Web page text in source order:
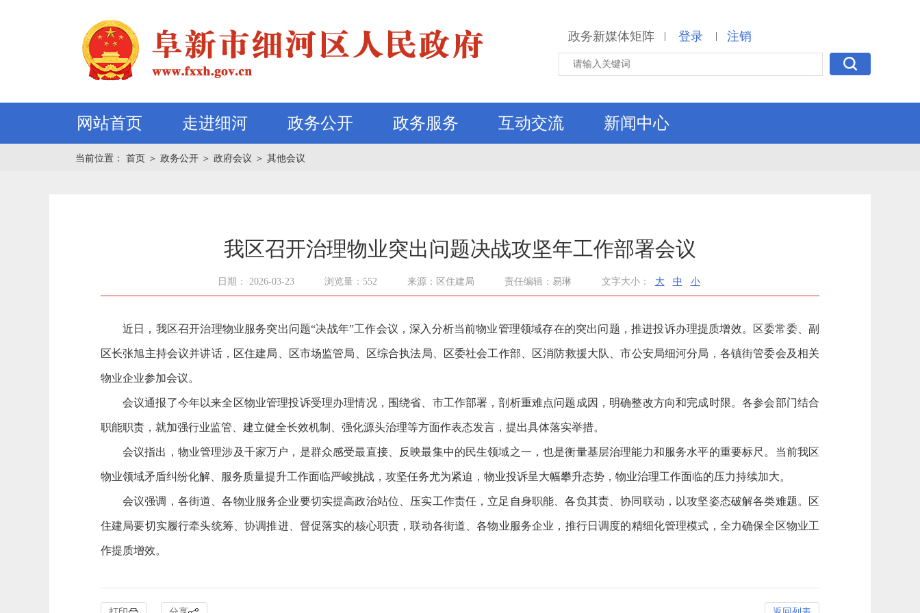
政务新媒体矩阵 | 登录 | 注销
网站首页 走进细河 政务公开 政务服务 互动交流 新闻中心
当前位置： 首页 ＞ 政务公开 ＞ 政府会议 ＞ 其他会议
我区召开治理物业突出问题决战攻坚年工作部署会议
日期： 2026-03-23 浏览量：552 来源：区住建局 责任编辑：易琳 文字大小： 大 中 小
近日，我区召开治理物业服务突出问题“决战年”工作会议，深入分析当前物业管理领域存在的突出问题，推进投诉办理提质增效。区委常委、副
区长张旭主持会议并讲话，区住建局、区市场监管局、区综合执法局、区委社会工作部、区消防救援大队、市公安局细河分局，各镇街管委会及相关
物业企业参加会议。
会议通报了今年以来全区物业管理投诉受理办理情况，围绕省、市工作部署，剖析重难点问题成因，明确整改方向和完成时限。各参会部门结合
职能职责，就加强行业监管、建立健全长效机制、强化源头治理等方面作表态发言，提出具体落实举措。
会议指出，物业管理涉及千家万户，是群众感受最直接、反映最集中的民生领域之一，也是衡量基层治理能力和服务水平的重要标尺。当前我区
物业领域矛盾纠纷化解、服务质量提升工作面临严峻挑战，攻坚任务尤为紧迫，物业投诉呈大幅攀升态势，物业治理工作面临的压力持续加大。
会议强调，各街道、各物业服务企业要切实提高政治站位、压实工作责任，立足自身职能、各负其责、协同联动，以攻坚姿态破解各类难题。区
住建局要切实履行牵头统筹、协调推进、督促落实的核心职责，联动各街道、各物业服务企业，推行日调度的精细化管理模式，全力确保全区物业工
作提质增效。